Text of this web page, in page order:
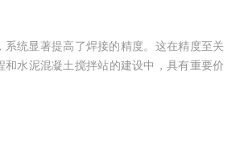
统显著提高了焊接的精度。这在精度至关
和水泥混凝土搅拌站的建设中，具有重要价